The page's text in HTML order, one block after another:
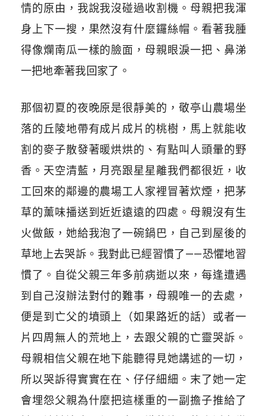
情的原由，我說我沒碰過收割機。母親把我渾
身上下一搜，果然沒有什麼鑼絲帽。看著我腫
得像爛南瓜一樣的臉面，母親眼淚一把、鼻涕
一把地牽著我回家了。
那個初夏的夜晚原是很靜美的，敬亭山農場坐
落的丘陵地帶有成片成片的桃樹，馬上就能收
割的麥子散發著暖烘烘的、有點叫人頭暈的野
香。天空清藍，月亮跟星星離我們都很近，收
工回來的鄰邊的農場工人家裡冒著炊煙，把茅
草的薰味播送到近近遠遠的四處。母親沒有生
火做飯，她給我泡了一碗鍋巴，自己到屋後的
草地上去哭訴。我對此已經習慣了——恐懼地習
慣了。自從父親三年多前病逝以來，每逢遭遇
到自己沒辦法對付的難事，母親唯一的去處，
便是到亡父的墳頭上（如果路近的話）或者一
片四周無人的荒地上，去跟父親的亡靈哭訴。
母親相信父親在地下能聽得見她講述的一切，
所以哭訴得實實在在、仔仔細細。末了她一定
會埋怨父親為什麼把這樣重的一副擔子推給了